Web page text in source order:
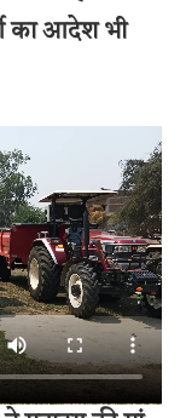
का आदेश भी